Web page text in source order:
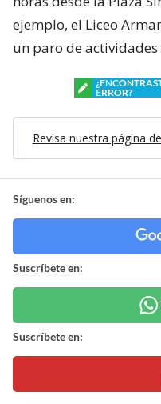
ejemplo, el Liceo
un paro de
ERROR?
Revisa nuestra página
Síguenos en:
Suscríbete en:
Suscríbete en: